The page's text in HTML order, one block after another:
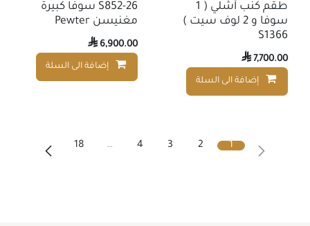
طقم كنب آشلي ( 1
سوفا و 2 لوف سيت )
S1366
7,700.00

إضافة الى السلة إضافة إلى قائمة الأمنيات
S852-26 سوفا كبيرة
مغنيسن Pewter
6,900.00

إضافة الى السلة
1
2
3
4
…
18